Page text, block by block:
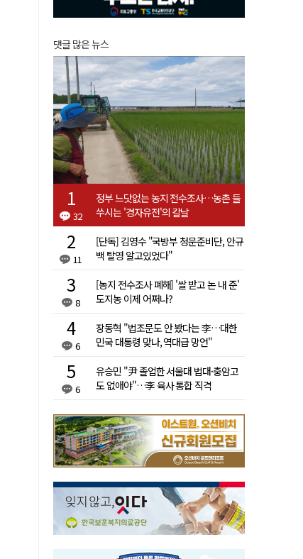
댓글 많은 뉴스
32
정부 느닷없는 농지 전수조사…농촌 들
쑤시는 '경자유전'의 칼날
11
[단독] 김영수 "국방부 청문준비단, 안규
백 탈영 알고있었다"
8
[농지 전수조사 폐해] '쌀 받고 논 내 준'
도지농 이제 어쩌나?
6
장동혁 "법조문도 안 봤다는 李…대한
민국 대통령 맞나, 역대급 망언"
6
유승민 "尹 졸업한 서울대 법대·충암고
도 없애야"…李 육사 통합 직격